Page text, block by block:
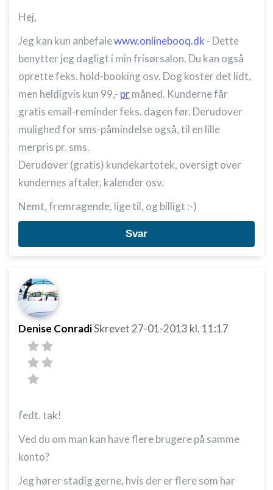
Hej,
Jeg kan kun anbefalewww.onlinebooq.dk - Dette
benytter jeg dagligt i min frisørsalon. Du kan også
oprette feks. hold-booking osv. Dog koster det lidt,
men heldigvis kun 99,- prmåned. Kunderne får
gratis email-reminder feks. dagen før. Derudover
mulighed for sms-påmindelse også, til en lille
merpris pr. sms.
Derudover (gratis) kundekartotek, oversigt over
kundernes aftaler, kalender osv.
Nemt, fremragende, lige til, og billigt :-)
Svar
Denise ConradiSkrevet 27-01-2013 kl. 11:17
fedt. tak!
Ved du om man kan have flere brugere på samme
konto?
Jeg hører stadig gerne, hvis der er flere som har